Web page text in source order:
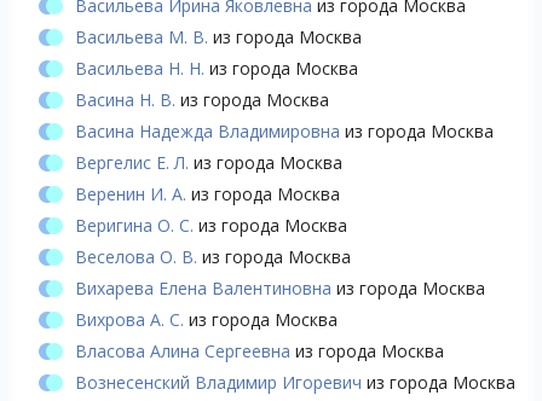
Васильева Ирина Яковлевна из города Москва
Васильева М. В. из города Москва
Васильева Н. Н. из города Москва
Васина Н. В. из города Москва
Васина Надежда Владимировна из города Москва
Вергелис Е. Л. из города Москва
Веренин И. А. из города Москва
Веригина О. С. из города Москва
Веселова О. В. из города Москва
Вихарева Елена Валентиновна из города Москва
Вихрова А. С. из города Москва
Власова Алина Сергеевна из города Москва
Вознесенский Владимир Игоревич из города Москва